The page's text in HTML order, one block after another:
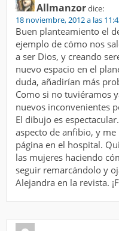
Allmanzordice:
18 noviembre, 2012 a las
Buen planteamiento el
ejemplo de cómo nos
a ser Dios, y creando
nuevo espacio en el
duda, añadirían más
Como si no tuviéramos
nuevos inconvenientes
El dibujo es
aspecto de anfibio, y
página en el hospital.
las mujeres haciendo
seguir remarcándolo y
Alejandra en la revista.